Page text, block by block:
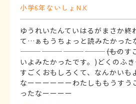
小学6年 ないしょ N.K
ゆうれいたんていはるがまさか終
て…ぁもうちょっと読みたかった
――――――――――――――(ものすご
いよみたかったです。)どくのふ
すごくおもしろくて、なんかいも
なーーーーーーわたしももうすう
ったなーーーー